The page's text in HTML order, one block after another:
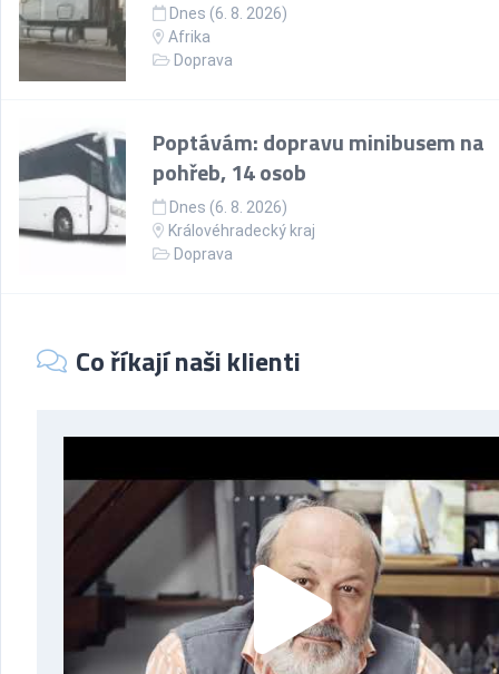
Dnes (6. 8. 2026)
Afrika
Doprava
Poptávám: dopravu minibusem na
pohřeb, 14 osob
Dnes (6. 8. 2026)
Královéhradecký kraj
Doprava
Co říkají naši klienti